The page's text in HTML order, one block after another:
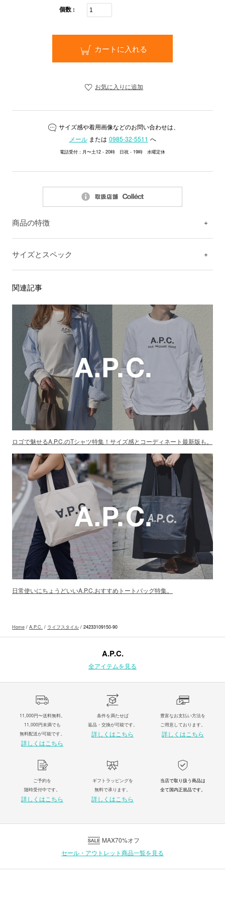
個数 :
カートに入れる
お気に入りに追加
サイズ感や着用画像などのお問い合わせは、
メールまたは 0985-32-5511 へ
電話受付：月〜土12 - 20時 日祝 - 19時 水曜定休
商品の特徴
サイズとスペック
関連記事
ロゴで魅せるA.P.C.のTシャツ特集！サイズ感とコーディネート最新版も。
日常使いにちょうどいいA.P.C.おすすめトートバッグ特集。
Home / A.P.C. / ライフスタイル / 24233109150-90
A.P.C.
全アイテムを見る
11,000円〜送料無料。
11,000円未満でも
無料配送が可能です。
詳しくはこちら
条件を満たせば
返品・交換が可能です。
詳しくはこちら
豊富なお支払い方法を
ご用意しております。
詳しくはこちら
ご予約を
随時受付中です。
詳しくはこちら
ギフトラッピングを
無料で承ります。
詳しくはこちら
当店で取り扱う商品は
全て国内正規品です。
MAX70%オフ
セール・アウトレット商品一覧を見る